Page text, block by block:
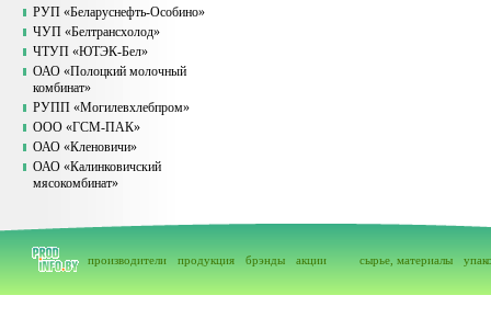
РУП «Беларуснефть-Особино»
ЧУП «Белтрансхолод»
ЧТУП «ЮТЭК-Бел»
ОАО «Полоцкий молочный
комбинат»
РУПП «Могилевхлебпром»
ООО «ГСМ-ПАК»
ОАО «Кленовичи»
ОАО «Калинковичский
мясокомбинат»
производители продукция брэнды акции сырье, материалы